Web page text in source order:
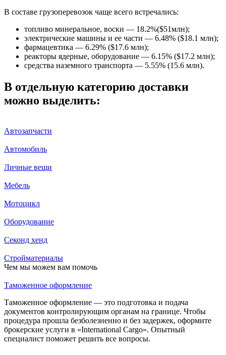
В составе грузоперевозок чаще всего встречались:
топливо минеральное, воски — 18.2%($51млн);
электрические машины и ее части — 6.48% ($18.1 млн);
фармацевтика — 6.29% ($17.6 млн);
реакторы ядерные, оборудование — 6.15% ($17.2 млн);
средства наземного транспорта — 5.55% (15.6 млн).
В отдельную категорию доставки
можно выделить:
Автозапчасти
Автомобиль
Личные вещи
Мебель
Мотоцикл
Оборудование
Секонд хенд
Стройматериалы
Чем мы можем вам помочь
Таможенное оформление
Таможенное оформление — это подготовка и подача
документов контролирующим органам на границе. Чтобы
процедура прошла безболезненно и без задержек, оформите
брокерские услуги в «International Cargo». Опытный
специалист поможет решить все вопросы.